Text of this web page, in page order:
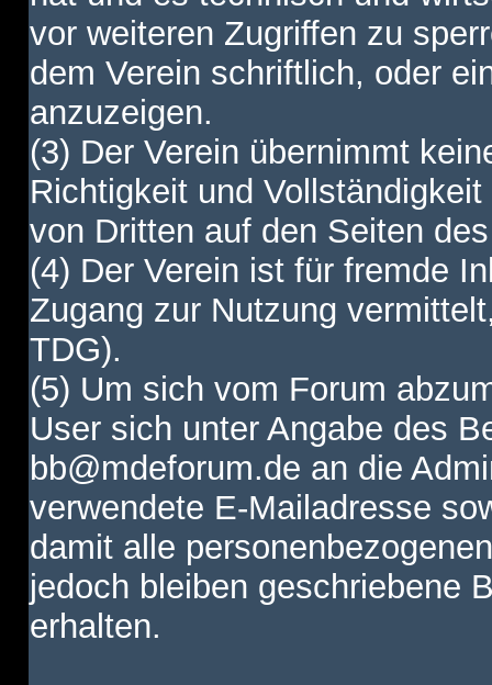
vor weiteren Zugriffen zu
dem Verein schriftlich, oder
anzuzeigen.
(3) Der Verein übernimmt
Richtigkeit und
von Dritten auf den Seiten
(4) Der Verein ist für fremde
Zugang zur Nutzung
TDG).
(5) Um sich vom Forum
User sich unter Angabe des
bb@mdeforum.de an die
verwendete E-Mailadresse
damit alle
jedoch bleiben geschriebene
erhalten.